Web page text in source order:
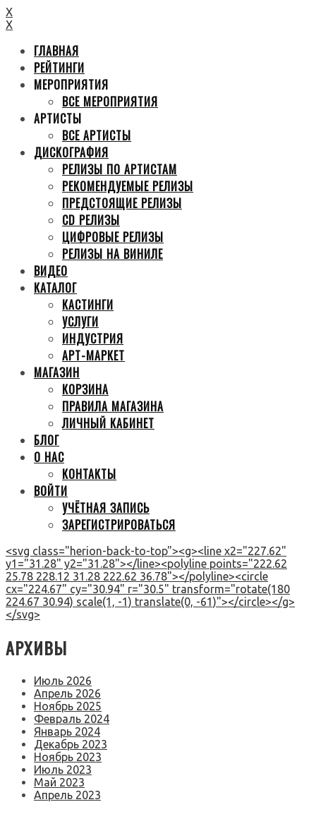
X
X
ГЛАВНАЯ
РЕЙТИНГИ
МЕРОПРИЯТИЯ
ВСЕ МЕРОПРИЯТИЯ
АРТИСТЫ
ВСЕ АРТИСТЫ
ДИСКОГРАФИЯ
РЕЛИЗЫ ПО АРТИСТАМ
РЕКОМЕНДУЕМЫЕ РЕЛИЗЫ
ПРЕДСТОЯЩИЕ РЕЛИЗЫ
CD РЕЛИЗЫ
ЦИФРОВЫЕ РЕЛИЗЫ
РЕЛИЗЫ НА ВИНИЛЕ
ВИДЕО
КАТАЛОГ
КАСТИНГИ
УСЛУГИ
ИНДУСТРИЯ
АРТ-МАРКЕТ
МАГАЗИН
КОРЗИНА
ПРАВИЛА МАГАЗИНА
ЛИЧНЫЙ КАБИНЕТ
БЛОГ
О НАС
КОНТАКТЫ
ВОЙТИ
УЧЁТНАЯ ЗАПИСЬ
ЗАРЕГИСТРИРОВАТЬСЯ
<svg class="herion-back-to-top"><g><line x2="227.62"
y1="31.28" y2="31.28"></line><polyline points="222.62
25.78 228.12 31.28 222.62 36.78"></polyline><circle
cx="224.67" cy="30.94" r="30.5" transform="rotate(180
224.67 30.94) scale(1, -1) translate(0, -61)"></circle></g>
</svg>
АРХИВЫ
Июль 2026
Апрель 2026
Ноябрь 2025
Февраль 2024
Январь 2024
Декабрь 2023
Ноябрь 2023
Июль 2023
Май 2023
Апрель 2023